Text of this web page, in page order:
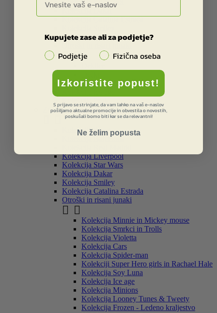
Kolekcija Liverpool
Kolekcija Catalina Estrada
Kolekcija Frozen
 
Kolekcija Star Wars
Zvezki, bloki in pripomočki
Kolekcija Street
Kolekcija Barcelona
Kolekcija Liverpool
Kolekcija Star Wars
Kolekcija Dakar
Kolekcija Smiley
Kolekcija Catalina Estrada
Otroški in risani junaki
 
Kolekcija Minnie in Mickey mouse
Kolekcija Smrkci in Trolls
Kolekcija Violetta
Kolekcija Cars
Kolekcija Spider-man
Kolekciji Super Hero girls in Rachael Hale
Kolekcija Soy Luna
Kolekcija Ice age
Kolekcija Minions
Kolekcija Looney Tunes & Tweety
Kolekcija Frozen - Ledeno kraljestvo
Kupujete zase ali za podjetje?
Podjetje
Fizična oseba
Izkoristite popust!
S prijavo se strinjate, da vam lahko na vaš e-naslov
pošiljamo aktualne promocije in obvestila o novostih,
poskušali bomo biti kar se da relevantni!
Ne želim popusta